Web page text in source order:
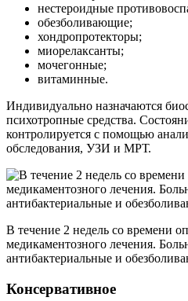
нестероидные
обезболивающие;
хондропротекторы;
миорелаксанты;
мочегонные;
витаминные.
Индивидуально назначаются
психотропные средства.
контролируется с помощью
обследования, УЗИ и МРТ.
В течение 2 недель со времени
медикаментозного лечения.
антибактериальные и
Консервативное